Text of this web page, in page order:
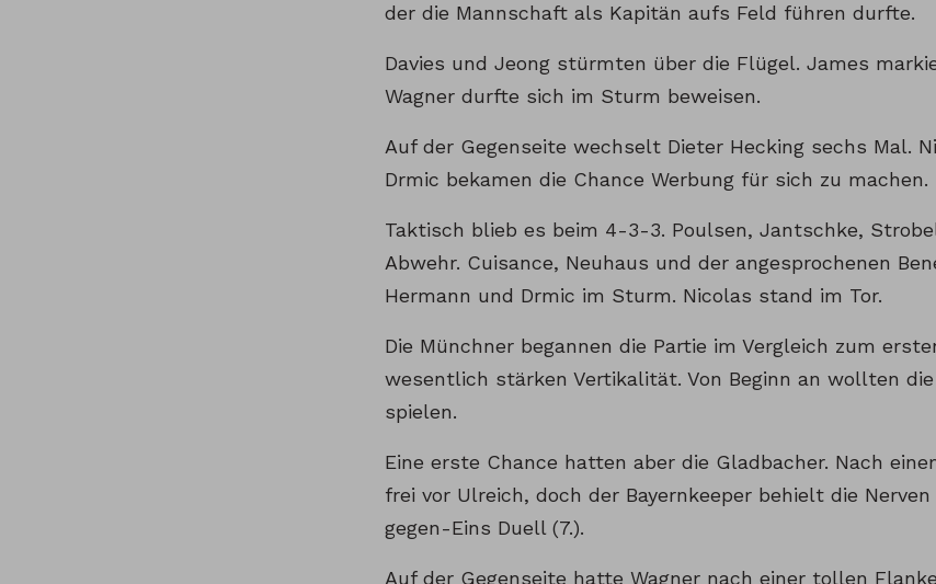
der die Mannschaft als Kapitän aufs Feld führen durfte.
Davies und Jeong stürmten über die Flügel. James
Wagner durfte sich im Sturm beweisen.
Auf der Gegenseite wechselt Dieter Hecking sechs Mal.
Drmic bekamen die Chance Werbung für sich zu machen.
Taktisch blieb es beim 4-3-3. Poulsen, Jantschke,
Abwehr. Cuisance, Neuhaus und der angesprochenen
Hermann und Drmic im Sturm. Nicolas stand im Tor.
Die Münchner begannen die Partie im Vergleich zum
wesentlich stärken Vertikalität. Von Beginn an wollten
spielen.
Eine erste Chance hatten aber die Gladbacher. Nach
frei vor Ulreich, doch der Bayernkeeper behielt die
gegen-Eins Duell (7.).
Auf der Gegenseite hatte Wagner nach einer tollen